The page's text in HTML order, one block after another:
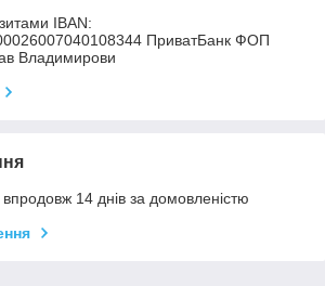
IBAN:
ПриватБанк ФОП
Владимирови
14 днів за домовленістю